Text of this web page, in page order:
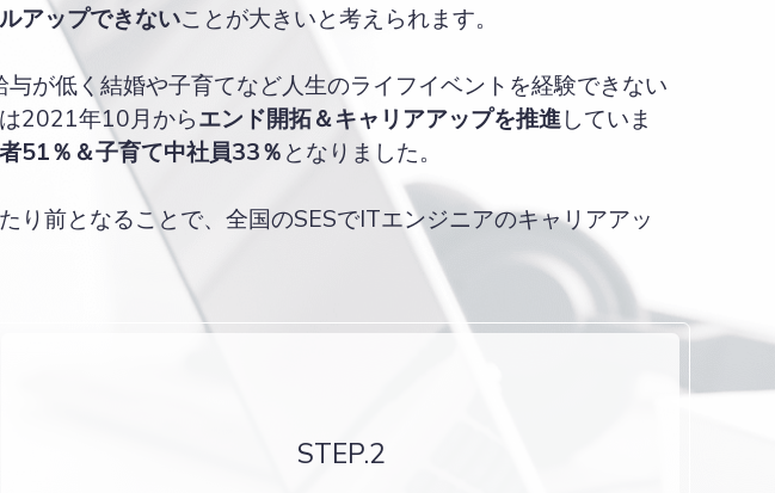
アップできないことが大きいと考えられます。
が低く結婚や子育てなど人生のライフイベントを経験できない
2021年10月からエンド開拓＆キャリアアップを推進していま
51％＆子育て中社員33％ となりました。
前となることで、全国のSESでITエンジニアのキャリアアッ
STEP.2